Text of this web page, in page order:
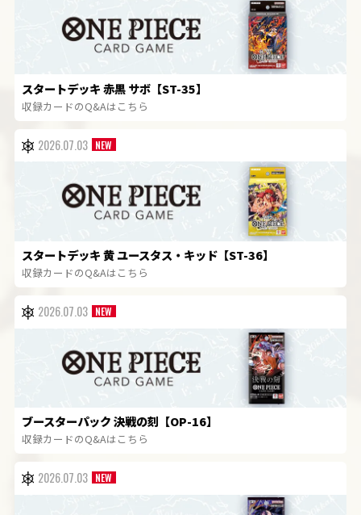
スタートデッキ 赤黒 サボ【ST-35】
収録カードのQ&Aはこちら
2026.07.03
スタートデッキ 黄 ユースタス・キッド【ST-36】
収録カードのQ&Aはこちら
2026.07.03
ブースターパック 決戦の刻【OP-16】
収録カードのQ&Aはこちら
2026.07.03